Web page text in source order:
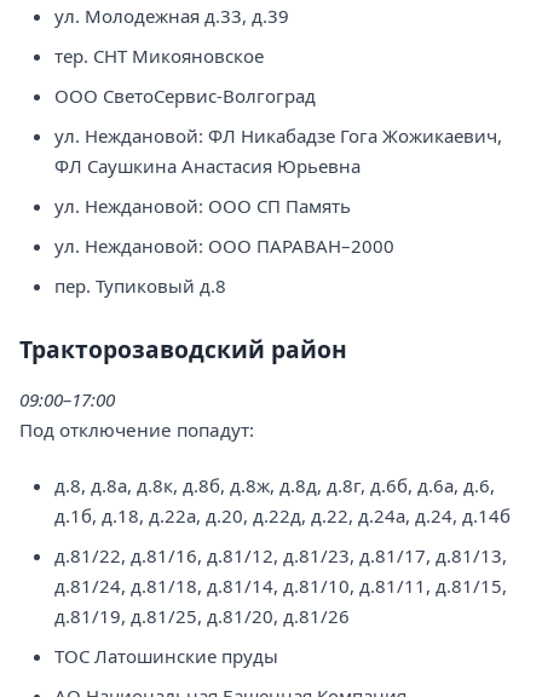
ул. Молодежная д.33, д.39
тер. СНТ Микояновское
ООО СветоСервис-Волгоград
ул. Неждановой: ФЛ Никабадзе Гога Жожикаевич,
ФЛ Саушкина Анастасия Юрьевна
ул. Неждановой: ООО СП Память
ул. Неждановой: ООО ПАРАВАН–2000
пер. Тупиковый д.8
Тракторозаводский район
09:00–17:00
Под отключение попадут:
д.8, д.8а, д.8к, д.8б, д.8ж, д.8д, д.8г, д.6б, д.6а, д.6,
д.1б, д.18, д.22а, д.20, д.22д, д.22, д.24а, д.24, д.14б
д.81/22, д.81/16, д.81/12, д.81/23, д.81/17, д.81/13,
д.81/24, д.81/18, д.81/14, д.81/10, д.81/11, д.81/15,
д.81/19, д.81/25, д.81/20, д.81/26
ТОС Латошинские пруды